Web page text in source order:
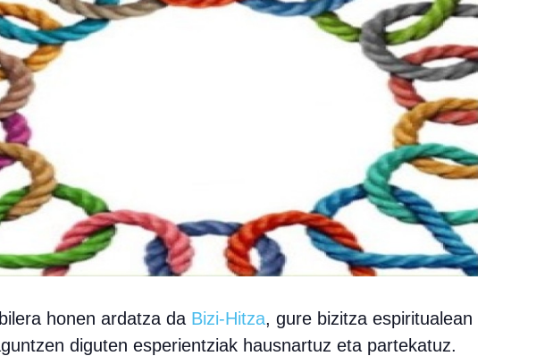
honen ardatza da Bizi-Hitza, gure bizitza espiritualean
diguten esperientziak hausnartuz eta partekatuz.